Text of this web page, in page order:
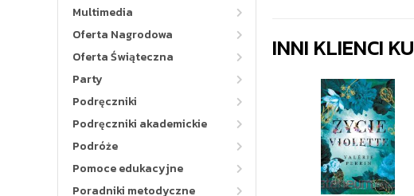
Multimedia
Oferta Nagrodowa
Oferta Świąteczna
Party
Podręczniki
Podręczniki akademickie
Podróże
Pomoce edukacyjne
Poradniki metodyczne
INNI KLIENCI